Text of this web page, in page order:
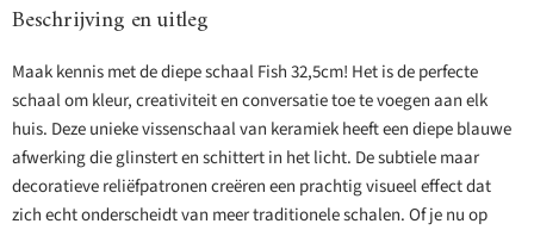
Beschrijving en uitleg
Maak kennis met de diepe schaal Fish 32,5cm! Het is de perfecte
schaal om kleur, creativiteit en conversatie toe te voegen aan elk
huis. Deze unieke vissenschaal van keramiek heeft een diepe blauwe
afwerking die glinstert en schittert in het licht. De subtiele maar
decoratieve reliëfpatronen creëren een prachtig visueel effect dat
zich echt onderscheidt van meer traditionele schalen. Of je nu op